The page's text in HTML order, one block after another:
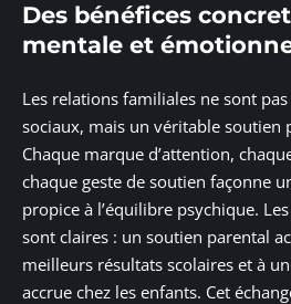
Des bénéfices
mentale et
Les relations familiales ne sont
sociaux, mais un véritable soutien
Chaque marque d’attention,
chaque geste de soutien façonne
propice à l’équilibre psychique. Les
sont claires : un soutien parental
meilleurs résultats scolaires et à
accrue chez les enfants. Cet